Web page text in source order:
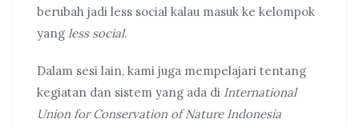
berubah jadi less social kalau masuk ke kelompok
yang less social.
Dalam sesi lain, kami juga mempelajari tentang
kegiatan dan sistem yang ada di International
Union for Conservation of Nature Indonesia